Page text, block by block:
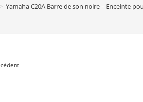
> Yamaha C20A Barre de son noire – Enceinte